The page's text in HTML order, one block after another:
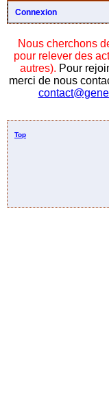
Connexion
Nous cherchons
pour relever des
autres). Pour
merci de nous
Top